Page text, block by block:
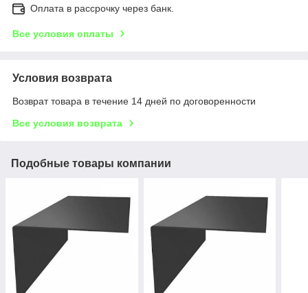
Оплата в рассрочку через банк.
Все условия оплаты
Условия возврата
Возврат товара в течение 14 дней по договоренности
Все условия возврата
Подобные товары компании